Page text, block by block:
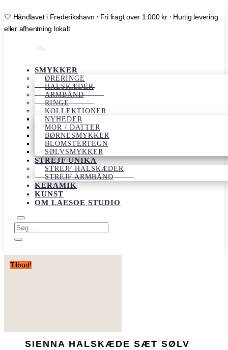
🤍 Håndlavet i Frederikshavn ⋅ Fri fragt over 1.000 kr ⋅ Hurtig levering
eller afhentning lokalt
SMYKKER
ØRERINGE
HALSKÆDER
ARMBÅND
RINGE
KOLLEKTIONER
NYHEDER
MOR / DATTER
BØRNESMYKKER
BLOMSTERTEGN
SØLVSMYKKER
STREJF UNIKA
STREJF HALSKÆDER
STREJF ARMBÅND
KERAMIK
KUNST
OM LAESOE STUDIO
Tilbud!
SIENNA HALSKÆDE SÆT SØLV